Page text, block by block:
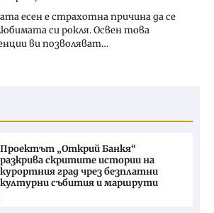
есен е страхотна причина да се
си рокля. Освен това
ви позволяват…
Проектът „Открий Банкя“
разкрива скритите истории на
курортния град чрез безплатни
културни събития и маршрути